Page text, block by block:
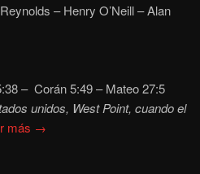
– Henry O’Neill – Alan
– Corán 5:49 – Mateo 27:5
unidos, West Point, cuando el
más →